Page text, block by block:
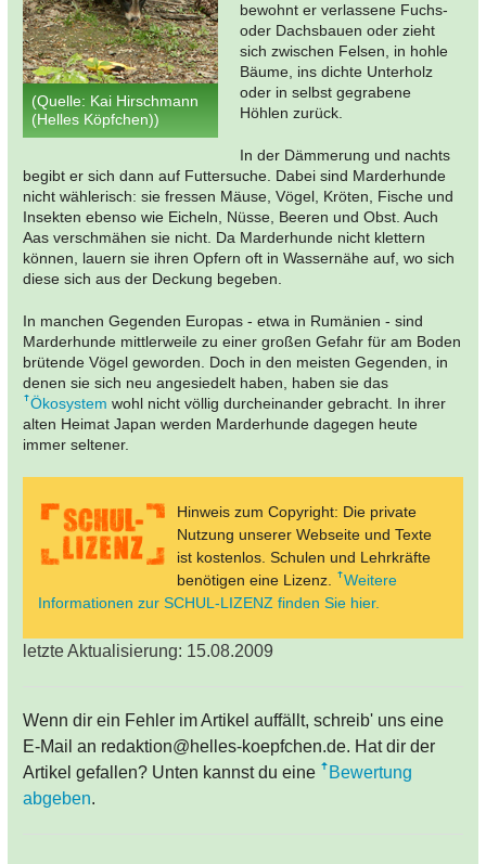
(Quelle: Kai Hirschmann
(Helles Köpfchen))
bewohnt er verlassene Fuchs-
oder Dachsbauen oder zieht
sich zwischen Felsen, in hohle
Bäume, ins dichte Unterholz
oder in selbst gegrabene
Höhlen zurück.
In der Dämmerung und nachts
begibt er sich dann auf Futtersuche. Dabei sind Marderhunde
nicht wählerisch: sie fressen Mäuse, Vögel, Kröten, Fische und
Insekten ebenso wie Eicheln, Nüsse, Beeren und Obst. Auch
Aas verschmähen sie nicht. Da Marderhunde nicht klettern
können, lauern sie ihren Opfern oft in Wassernähe auf, wo sich
diese sich aus der Deckung begeben.
In manchen Gegenden Europas - etwa in Rumänien - sind
Marderhunde mittlerweile zu einer großen Gefahr für am Boden
brütende Vögel geworden. Doch in den meisten Gegenden, in
denen sie sich neu angesiedelt haben, haben sie das
Ökosystem wohl nicht völlig durcheinander gebracht. In ihrer
alten Heimat Japan werden Marderhunde dagegen heute
immer seltener.
Hinweis zum Copyright: Die private
Nutzung unserer Webseite und Texte
ist kostenlos. Schulen und Lehrkräfte
benötigen eine Lizenz.
Weitere
Informationen zur SCHUL-LIZENZ finden Sie hier.
letzte Aktualisierung: 15.08.2009
Wenn dir ein Fehler im Artikel auffällt, schreib' uns eine
E-Mail an redaktion@helles-koepfchen.de. Hat dir der
Artikel gefallen? Unten kannst du eine
Bewertung
abgeben.